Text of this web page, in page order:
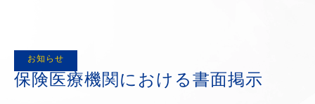
お知らせ
保険医療機関における書面掲示